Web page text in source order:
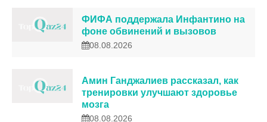
ФИФА поддержала Инфантино на
фоне обвинений и вызовов
08.08.2026
Амин Ганджалиев рассказал, как
тренировки улучшают здоровье
мозга
08.08.2026